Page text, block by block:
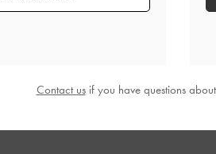
グを使っていましたが、初任給で
端を絞る？用の紐がを使わない時
、グレージュに近い色味です)もお
品質
Contact usif you have questions